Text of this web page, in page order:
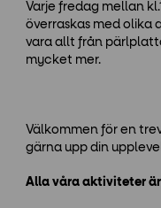
Varje fredag mellan
överraskas med olika
vara allt från
mycket mer.
Välkommen för en
gärna upp din
Alla våra aktiviteter